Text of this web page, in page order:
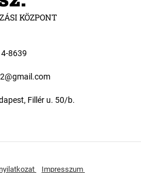
KÖZPONT
8639
Fillér u. 50/b.
Impresszum